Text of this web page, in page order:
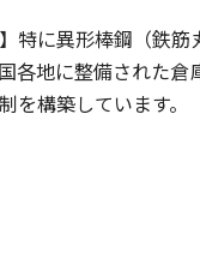
】特に異形棒鋼（鉄
各地に整備された
を構築しています。